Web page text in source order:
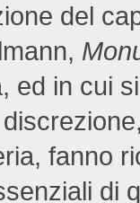
del
ed in cui
fanno
di